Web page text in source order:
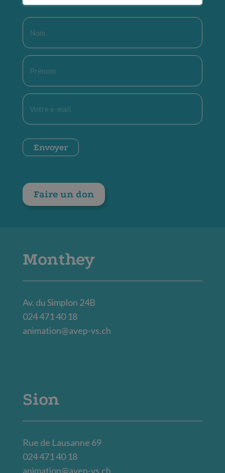
Nom
Prénom
E-
mail
CAPTCHA
Envoyer
Faire un don
Monthey
Av. du Simplon 24B
024 471 40 18
animation@avep-vs.ch
Sion
Rue de Lausanne 69
024 471 40 18
animation@avep-vs.ch